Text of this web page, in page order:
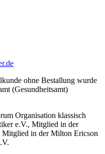
ohne Bestallung wurde
(Gesundheitsamt)
Organisation klassisch
e.V., Mitglied in der
in der Milton Ericson